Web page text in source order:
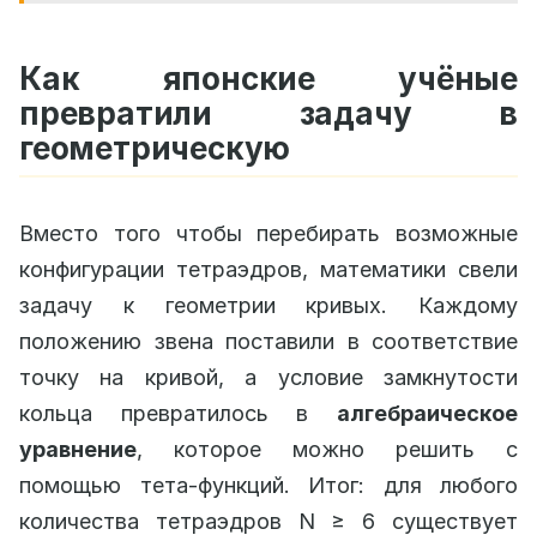
Как японские учёные
превратили задачу в
геометрическую
Вместо того чтобы перебирать возможные
конфигурации тетраэдров, математики свели
задачу к геометрии кривых. Каждому
положению звена поставили в соответствие
точку на кривой, а условие замкнутости
кольца превратилось в алгебраическое
уравнение, которое можно решить с
помощью тета-функций. Итог: для любого
количества тетраэдров N ≥ 6 существует